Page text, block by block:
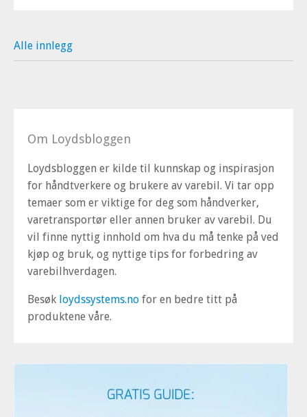
Alle innlegg
Om Loydsbloggen
Loydsbloggen er kilde til kunnskap og inspirasjon
for håndtverkere og brukere av varebil. Vi tar opp
temaer som er viktige for deg som håndverker,
varetransportør eller annen bruker av varebil. Du
vil finne nyttig innhold om hva du må tenke på ved
kjøp og bruk, og nyttige tips for forbedring av
varebilhverdagen.
Besøk loydssystems.no for en bedre titt på
produktene våre.